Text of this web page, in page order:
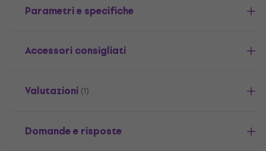
Parametri e specifiche
Accessori consigliati
Valutazioni (1)
Domande e risposte